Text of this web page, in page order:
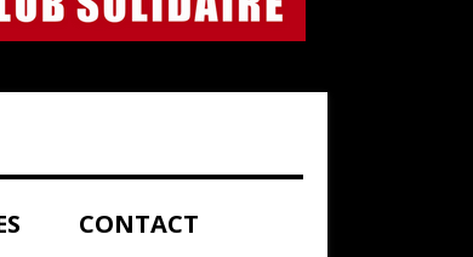
CONTACT